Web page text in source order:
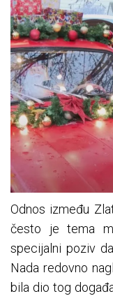
Odnos između
često je tema
specijalni poziv
Nada redovno
bila dio tog